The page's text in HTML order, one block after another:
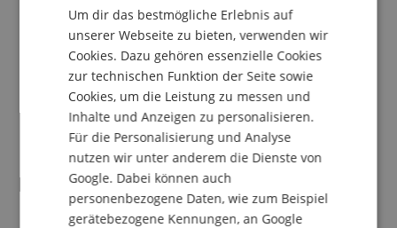
Leistungsaufnahme: 110W
Flugpunkte: 2x Top, 1x Rear (passend für M10 x 18mm
Flugösen)
Stativaufnahme: 35mm mit 2 unterschiedlichen Winkeln
(0° oder 7° Neigung)
Abmessungen (B x H x T): 445 x 700 x 380 mm
Gewicht: 21,8 kg
Lieferumfang
1 x Yamaha DXR15mkII Aktivbox
FRENCH
SPANISH
Um dir das bestmögliche Erlebnis auf
unserer Webseite zu bieten, verwenden wir
Cookies. Dazu gehören essenzielle Cookies
zur technischen Funktion der Seite sowie
Cookies, um die Leistung zu messen und
Inhalte und Anzeigen zu personalisieren.
Für die Personalisierung und Analyse
nutzen wir unter anderem die Dienste von
Google. Dabei können auch
personenbezogene Daten, wie zum Beispiel
gerätebezogene Kennungen, an Google